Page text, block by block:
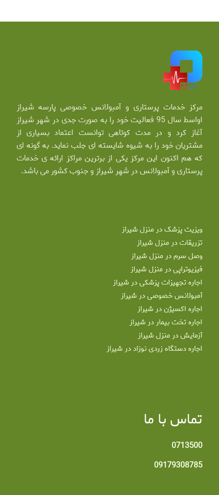
مرکز خدمات پرستاری و آمبولانس خصوصی پارسه شیراز
اواسط سال 95 فعالیت خود را به صورت جدی در شهر شیراز
آغاز کرد و در مدت کوتاهی توانست اعتماد بسیاری از
مشتریان خود را به شیوه شایسته ای جلب نماید. به گونه ای
که هم اکنون این مرکز یکی از برترین مراکز ارائه ی خدمات
پرستاری و آمبولانس در شهر شیراز و جنوب کشور می باشد.
ویزیت پزشک در منزل شیراز
تزریقات در منزل شیراز
وصل سرم در منزل شیراز
فیزیوتراپی در منزل شیراز
اجاره تجهیزات پزشکی در شیراز
آمبولانس خصوصی در شیراز
اجاره اکسیژن در شیراز
اجاره تخت بیمار در شیراز
آزمایش در منزل شیراز
اجاره دستگاه زردی نوزاد در شیراز
تماس با ما
0713500
09179308785